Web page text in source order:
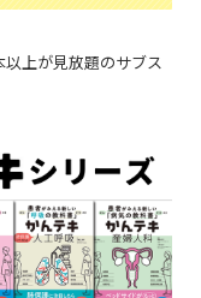
上が見放題のサブス